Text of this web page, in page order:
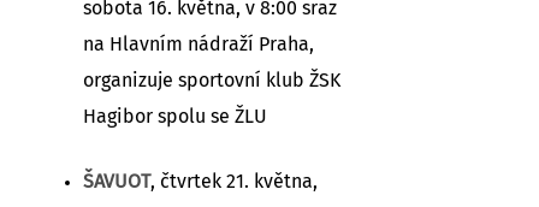
sobota 16. května, v 8:00 sraz
na Hlavním nádraží Praha,
organizuje sportovní klub ŽSK
Hagibor spolu se ŽLU
ŠAVUOT, čtvrtek 21. května,